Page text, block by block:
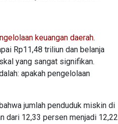
keuangan daerah.
Rp11,48 triliun dan belanja
yang sangat signifikan.
apakah pengelolaan
jumlah penduduk miskin di
dari 12,33 persen menjadi 12,22